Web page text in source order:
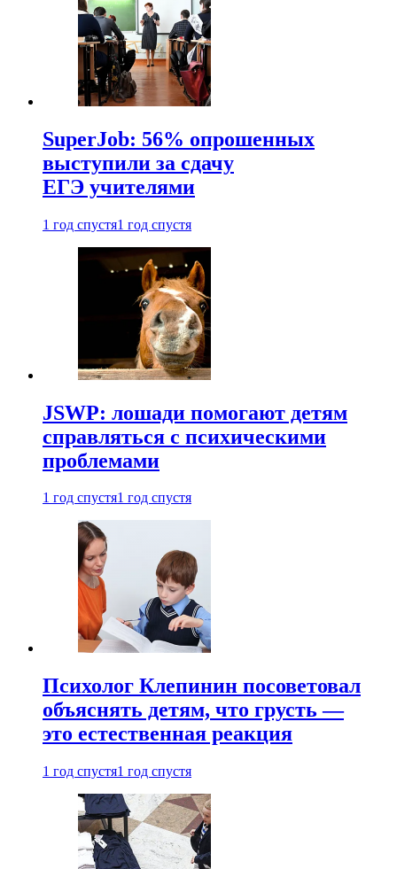
SuperJob: 56% опрошенных
выступили за сдачу
ЕГЭ учителями
1 год спустя1 год спустя
JSWP: лошади помогают детям
справляться с психическими
проблемами
1 год спустя1 год спустя
Психолог Клепинин посоветовал
объяснять детям, что грусть —
это естественная реакция
1 год спустя1 год спустя